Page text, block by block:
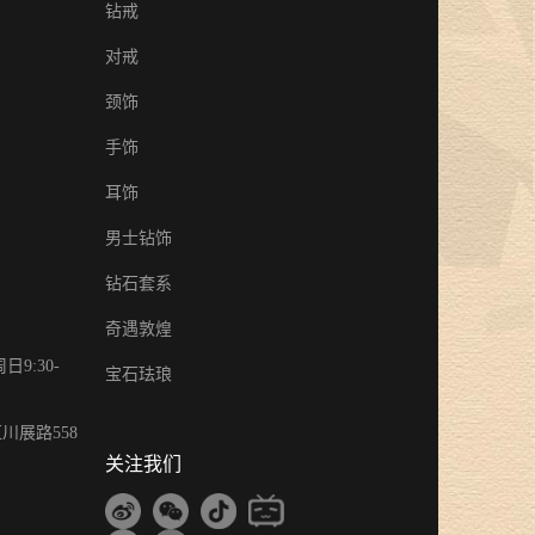
日9:30-
展路558
钻戒
对戒
颈饰
手饰
耳饰
男士钻饰
钻石套系
奇遇敦煌
宝石珐琅
关注我们